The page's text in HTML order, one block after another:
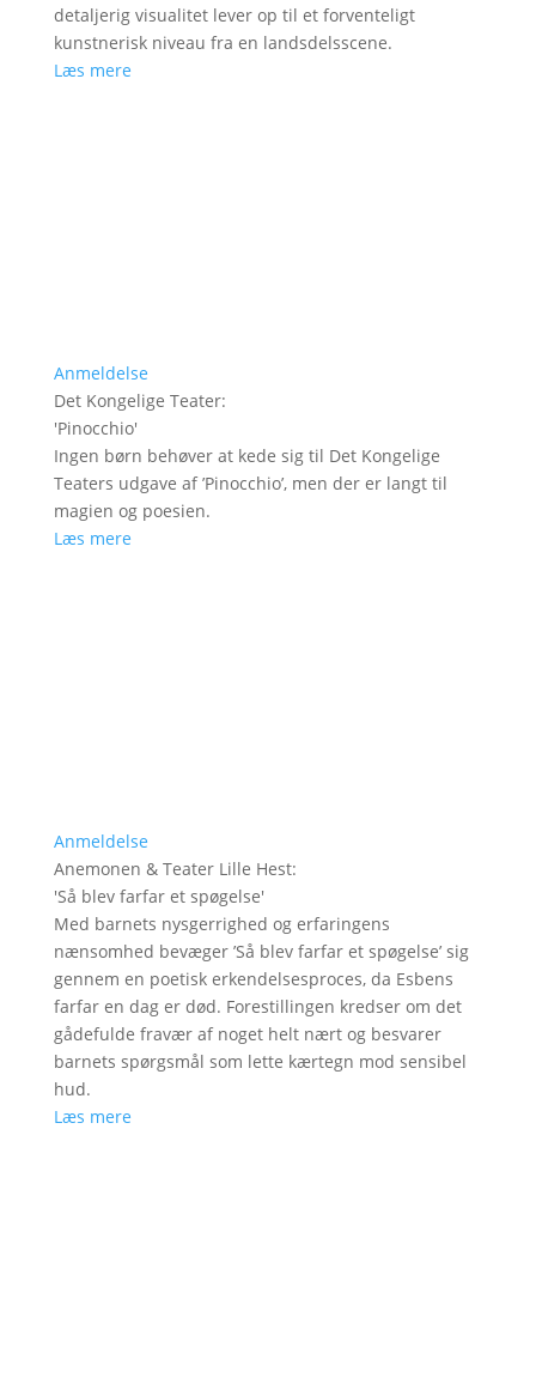
detaljerig visualitet lever op til et forventeligt
kunstnerisk niveau fra en landsdelsscene.
Læs mere
Anmeldelse
Det Kongelige Teater:
'Pinocchio'
Ingen børn behøver at kede sig til Det Kongelige
Teaters udgave af ’Pinocchio’, men der er langt til
magien og poesien.
Læs mere
Anmeldelse
Anemonen & Teater Lille Hest:
'Så blev farfar et spøgelse'
Med barnets nysgerrighed og erfaringens
nænsomhed bevæger ’Så blev farfar et spøgelse’ sig
gennem en poetisk erkendelsesproces, da Esbens
farfar en dag er død. Forestillingen kredser om det
gådefulde fravær af noget helt nært og besvarer
barnets spørgsmål som lette kærtegn mod sensibel
hud.
Læs mere